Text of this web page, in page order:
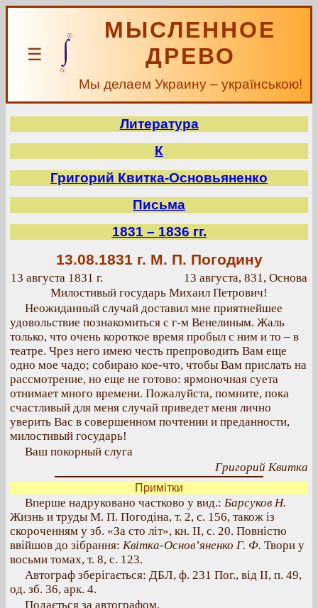
☰
МЫСЛЕННОЕ
ДРЕВО
Мы делаем Украину – українською!
Литература
К
Григорий Квитка-Основьяненко
Письма
1831 – 1836 гг.
13.08.1831 г. М. П. Погодину
13 августа 1831 г.
13 августа, 831, Основа
Милостивый государь Михаил Петрович!
Неожиданный случай доставил мне приятнейшее
удовольствие познакомиться с г-м Венелиным. Жаль
только, что очень короткое время пробыл с ним и то – в
театре. Чрез него имею честь препроводить Вам еще
одно мое чадо; собираю кое-что, чтобы Вам прислать на
рассмотрение, но еще не готово: ярмоночная суета
отнимает много времени. Пожалуйста, помните, пока
счастливый для меня случай приведет меня лично
уверить Вас в совершенном почтении и преданности,
милостивый государь!
Ваш покорный слуга
Григорий Квитка
Примітки
Вперше надруковано частково у вид.: Барсуков Н.
Жизнь и труды М. П. Погодіна, т. 2, с. 156, також із
скороченням у зб. «За сто літ», кн. II, с. 20. Повністю
ввійшов до зібрання: Квітка-Основ’яненко Г. Ф. Твори у
восьми томах, т. 8, с. 123.
Автограф зберігається: ДБЛ, ф. 231 Пог., від II, п. 49,
од. зб. 36, арк. 4.
Подається за автографом.